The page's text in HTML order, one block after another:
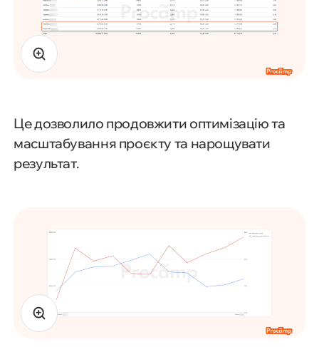
Це дозволило продовжити оптимізацію та
масштабування проєкту та нарощувати
результат.